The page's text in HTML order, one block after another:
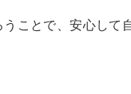
ことで、安心して